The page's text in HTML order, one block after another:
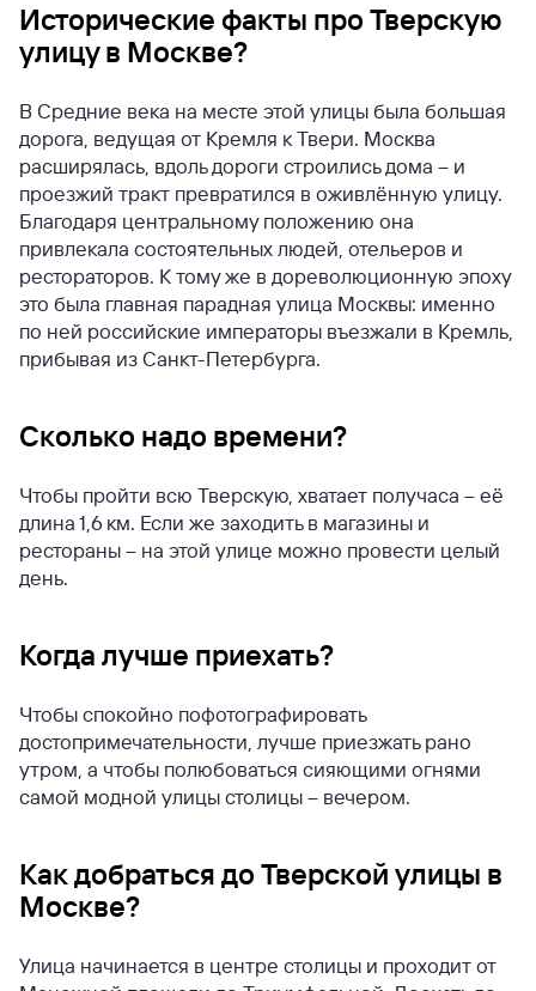
Исторические факты про Тверскую
улицу в Москве?
В Средние века на месте этой улицы была большая
дорога, ведущая от Кремля к Твери. Москва
расширялась, вдоль дороги строились дома – и
проезжий тракт превратился в оживлённую улицу.
Благодаря центральному положению она
привлекала состоятельных людей, отельеров и
рестораторов. К тому же в дореволюционную эпоху
это была главная парадная улица Москвы: именно
по ней российские императоры въезжали в Кремль,
прибывая из Санкт-Петербурга.
Сколько надо времени?
Чтобы пройти всю Тверскую, хватает получаса – её
длина 1,6 км. Если же заходить в магазины и
рестораны – на этой улице можно провести целый
день.
Когда лучше приехать?
Чтобы спокойно пофотографировать
достопримечательности, лучше приезжать рано
утром, а чтобы полюбоваться сияющими огнями
самой модной улицы столицы – вечером.
Как добраться до Тверской улицы в
Москве?
Улица начинается в центре столицы и проходит от